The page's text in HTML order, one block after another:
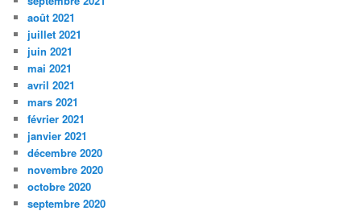
août 2021
juillet 2021
juin 2021
mai 2021
avril 2021
mars 2021
février 2021
janvier 2021
décembre 2020
novembre 2020
octobre 2020
septembre 2020